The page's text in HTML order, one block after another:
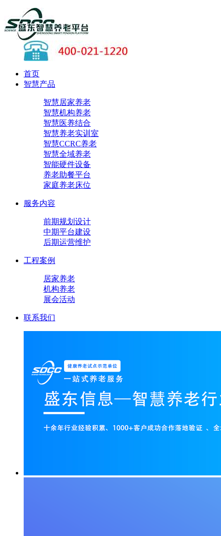
首页
智慧产品
智慧居家养老
智慧机构养老
智慧医养结合
智慧养老实训室
智慧CCRC养老
智慧全域养老
智能硬件设备
养老助餐平台
家庭养老床位
服务内容
前期规划设计
中期平台建设
后期运营维护
工程案例
居家养老
机构养老
展会活动
联系我们